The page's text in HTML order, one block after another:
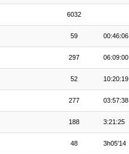
6032
59 00:46:06
297 06:09:00
52 10:20:19
277 03:57:38
188 3:21:25
48 3h05'14